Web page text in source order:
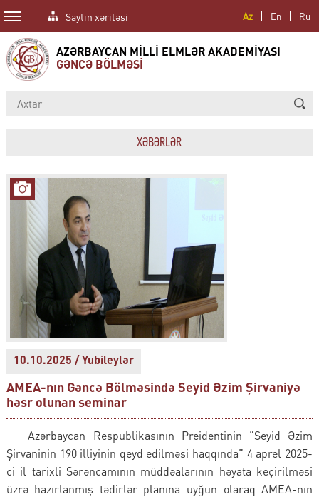
Az En Ru
Saytın xəritəsi
AZƏRBAYCAN MİLLİ ELMLƏR AKADEMİYASI
GƏNCƏ BÖLMƏSİ
XƏBƏRLƏR
10.10.2025 / Yubileylər
AMEA-nın Gəncə Bölməsində Seyid Əzim Şirvaniyə
həsr olunan seminar
Azərbaycan Respublikasının Preidentinin “Seyid Əzim
Şirvaninin 190 illiyinin qeyd edilməsi haqqında” 4 aprel 2025-
ci il tarixli Sərəncamının müddəalarının həyata keçirilməsi
üzrə hazırlanmış tədirlər planına uyğun olaraq AMEA-nın